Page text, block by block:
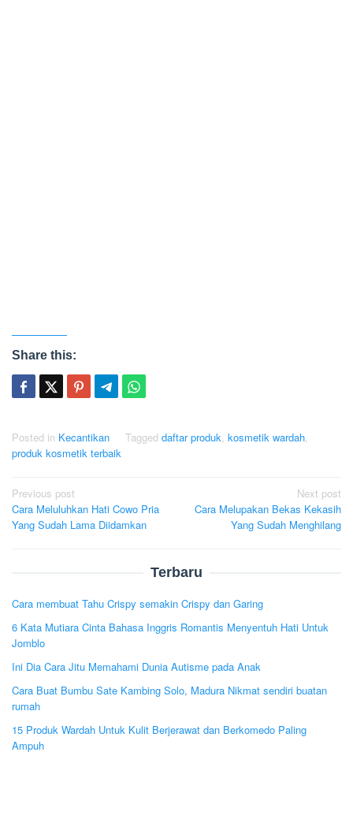
Share this:
Posted in Kecantikan Tagged daftar produk, kosmetik wardah,
produk kosmetik terbaik
Post
navigation
Previous post
Cara Meluluhkan Hati Cowo Pria
Yang Sudah Lama Diidamkan
Next post
Cara Melupakan Bekas Kekasih
Yang Sudah Menghilang
Terbaru
Cara membuat Tahu Crispy semakin Crispy dan Garing
6 Kata Mutiara Cinta Bahasa Inggris Romantis Menyentuh Hati Untuk
Jomblo
Ini Dia Cara Jitu Memahami Dunia Autisme pada Anak
Cara Buat Bumbu Sate Kambing Solo, Madura Nikmat sendiri buatan
rumah
15 Produk Wardah Untuk Kulit Berjerawat dan Berkomedo Paling
Ampuh